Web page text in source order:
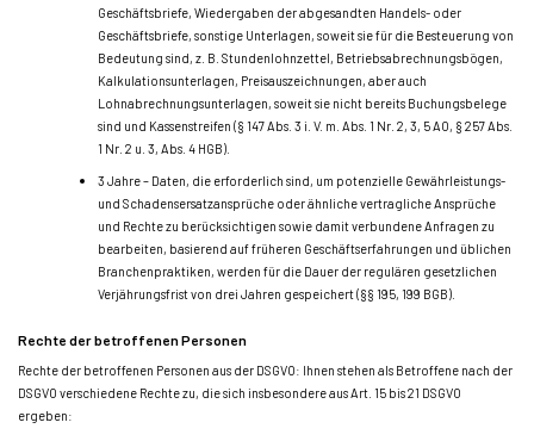
Geschäftsbriefe, Wiedergaben der abgesandten Handels- oder
Geschäftsbriefe, sonstige Unterlagen, soweit sie für die Besteuerung von
Bedeutung sind, z. B. Stundenlohnzettel, Betriebsabrechnungsbögen,
Kalkulationsunterlagen, Preisauszeichnungen, aber auch
Lohnabrechnungsunterlagen, soweit sie nicht bereits Buchungsbelege
sind und Kassenstreifen (§ 147 Abs. 3 i. V. m. Abs. 1 Nr. 2, 3, 5 AO, § 257 Abs.
1 Nr. 2 u. 3, Abs. 4 HGB).
3 Jahre – Daten, die erforderlich sind, um potenzielle Gewährleistungs-
und Schadensersatzansprüche oder ähnliche vertragliche Ansprüche
und Rechte zu berücksichtigen sowie damit verbundene Anfragen zu
bearbeiten, basierend auf früheren Geschäftserfahrungen und üblichen
Branchenpraktiken, werden für die Dauer der regulären gesetzlichen
Verjährungsfrist von drei Jahren gespeichert (§§ 195, 199 BGB).
Rechte der betroffenen Personen
Rechte der betroffenen Personen aus der DSGVO: Ihnen stehen als Betroffene nach der
DSGVO verschiedene Rechte zu, die sich insbesondere aus Art. 15 bis 21 DSGVO
ergeben: